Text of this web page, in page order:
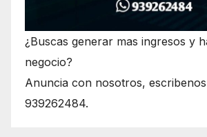
¿Buscas generar mas ingresos y
negocio?
Anuncia con nosotros,
939262484.